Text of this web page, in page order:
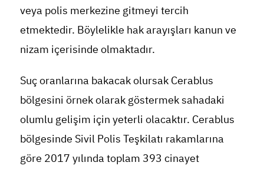
veya polis merkezine gitmeyi tercih
etmektedir. Böylelikle hak arayışları kanun ve
nizam içerisinde olmaktadır.
Suç oranlarına bakacak olursak Cerablus
bölgesini örnek olarak göstermek sahadaki
olumlu gelişim için yeterli olacaktır. Cerablus
bölgesinde Sivil Polis Teşkilatı rakamlarına
göre 2017 yılında toplam 393 cinayet